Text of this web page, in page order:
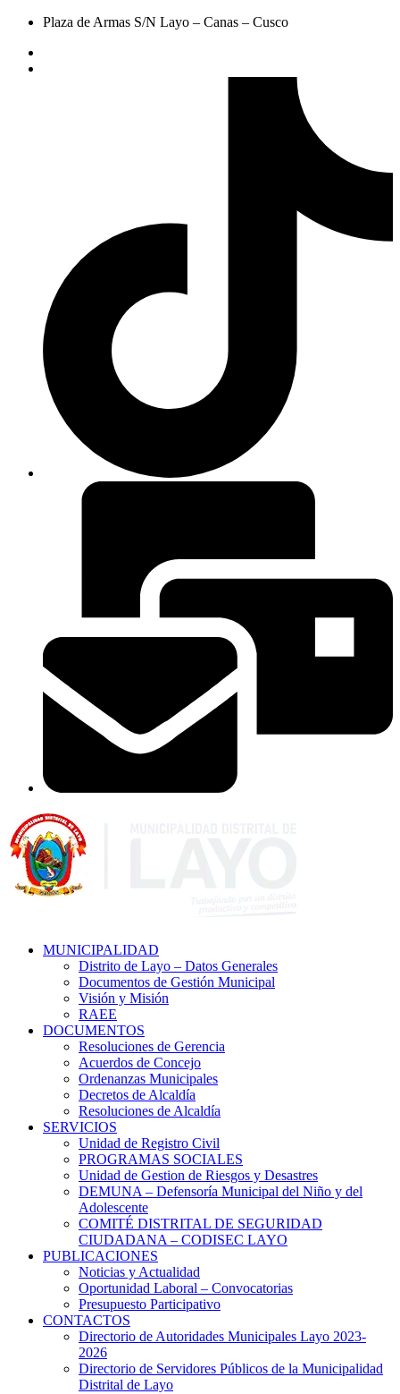
Plaza de Armas S/N Layo – Canas – Cusco
MUNICIPALIDAD
Distrito de Layo – Datos Generales
Documentos de Gestión Municipal
Visión y Misión
RAEE
DOCUMENTOS
Resoluciones de Gerencia
Acuerdos de Concejo
Ordenanzas Municipales
Decretos de Alcaldía
Resoluciones de Alcaldía
SERVICIOS
Unidad de Registro Civil
PROGRAMAS SOCIALES
Unidad de Gestion de Riesgos y Desastres
DEMUNA – Defensoría Municipal del Niño y del
Adolescente
COMITÉ DISTRITAL DE SEGURIDAD
CIUDADANA – CODISEC LAYO
PUBLICACIONES
Noticias y Actualidad
Oportunidad Laboral – Convocatorias
Presupuesto Participativo
CONTACTOS
Directorio de Autoridades Municipales Layo 2023-
2026
Directorio de Servidores Públicos de la Municipalidad
Distrital de Layo